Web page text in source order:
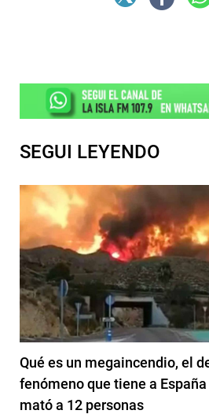
SEGUI LEYENDO
Qué es un megaincendio, el
fenómeno que tiene a
mató a 12 personas